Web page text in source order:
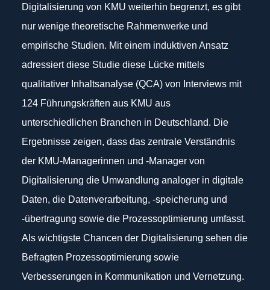
Digitalisierung von KMU weiterhin begrenzt, es gibt
nur wenige theoretische Rahmenwerke und
empirische Studien. Mit einem induktiven Ansatz
adressiert diese Studie diese Lücke mittels
qualitativer Inhaltsanalyse (QCA) von Interviews mit
124 Führungskräften aus KMU aus
unterschiedlichen Branchen in Deutschland. Die
Ergebnisse zeigen, dass das zentrale Verständnis
der KMU-Managerinnen und -Manager von
Digitalisierung die Umwandlung analoger in digitale
Daten, die Datenverarbeitung, -speicherung und
-übertragung sowie die Prozessoptimierung umfasst.
Als wichtigste Chancen der Digitalisierung sehen die
Befragten Prozessoptimierung sowie
Verbesserungen in Kommunikation und Vernetzung.